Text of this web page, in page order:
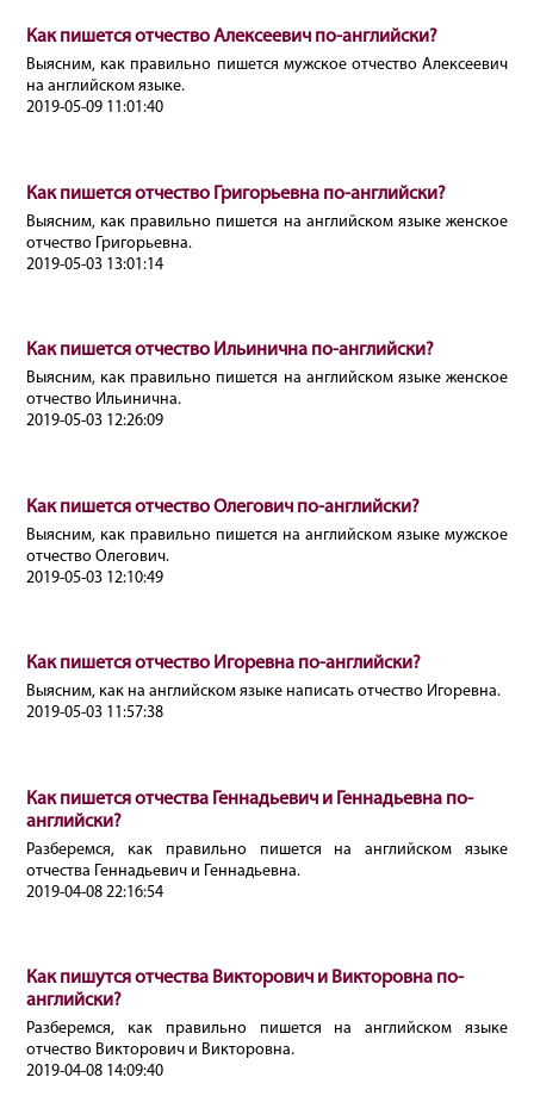
Как пишется отчество Алексеевич по-английски?
Выясним, как правильно пишется мужское отчество Алексеевич
на английском языке.
2019-05-09 11:01:40
Как пишется отчество Григорьевна по-английски?
Выясним, как правильно пишется на английском языке женское
отчество Григорьевна.
2019-05-03 13:01:14
Как пишется отчество Ильинична по-английски?
Выясним, как правильно пишется на английском языке женское
отчество Ильинична.
2019-05-03 12:26:09
Как пишется отчество Олегович по-английски?
Выясним, как правильно пишется на английском языке мужское
отчество Олегович.
2019-05-03 12:10:49
Как пишется отчество Игоревна по-английски?
Выясним, как на английском языке написать отчество Игоревна.
2019-05-03 11:57:38
Как пишется отчества Геннадьевич и Геннадьевна по-
английски?
Разберемся, как правильно пишется на английском языке
отчества Геннадьевич и Геннадьевна.
2019-04-08 22:16:54
Как пишутся отчества Викторович и Викторовна по-
английски?
Разберемся, как правильно пишется на английском языке
отчество Викторович и Викторовна.
2019-04-08 14:09:40